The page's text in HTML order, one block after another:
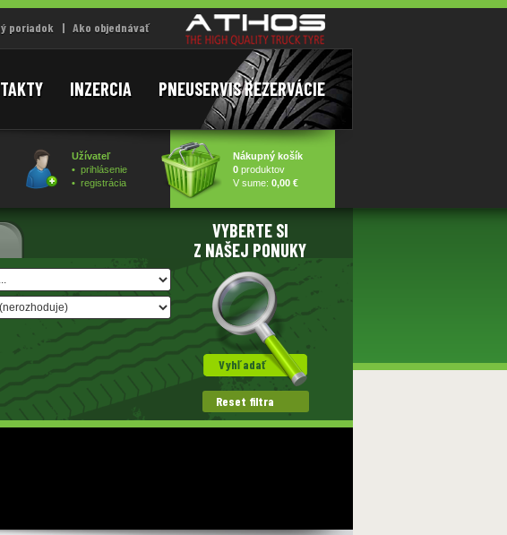
Ako objednávať
|
poriadok
INZERCIA PNEUSERVIS REZERVÁCIE
Užívateľ
• prihlásenie
• registrácia
Nákupný košík
0 produktov
V sume: 0,00 €
VYBERTE SI
Z NAŠEJ PONUKY
Reset filtra